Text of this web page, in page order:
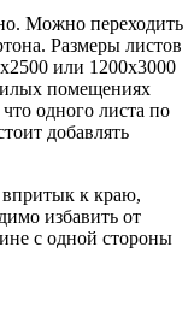
Можно переходить
Размеры листов
или 1200х3000
помещениях
одного листа по
добавлять
впритык к краю,
избавить от
с одной стороны